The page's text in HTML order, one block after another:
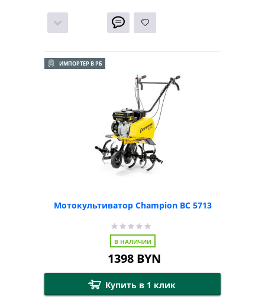
ИМПОРТЕР В РБ
Мотокультиватор Champion ВC 5713
В НАЛИЧИИ
1398BYN
Купить в 1 клик